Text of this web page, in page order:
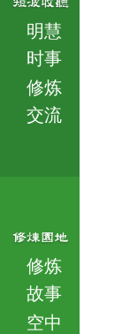
明慧
时事
修炼
交流
修炼
故事
空中